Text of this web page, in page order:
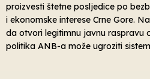
proizvesti štetne posljedice po
i ekonomske interese Crne Gore.
da otvori legitimnu javnu raspravu
politika ANB-a može ugroziti